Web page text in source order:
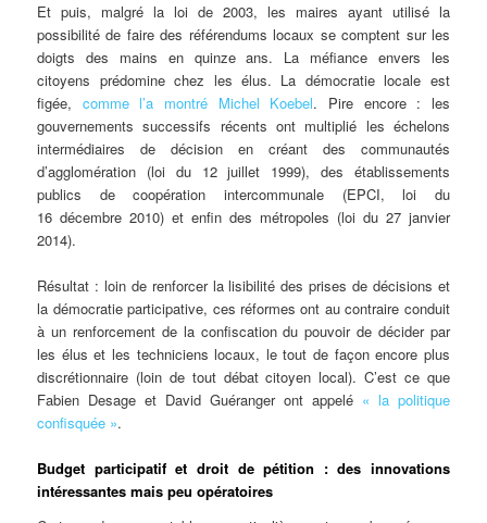
Et puis, malgré la loi de 2003, les maires ayant utilisé la
possibilité de faire des référendums locaux se comptent sur les
doigts des mains en quinze ans. La méfiance envers les
citoyens prédomine chez les élus. La démocratie locale est
figée, comme l’a montré Michel Koebel. Pire encore : les
gouvernements successifs récents ont multiplié les échelons
intermédiaires de décision en créant des communautés
d’agglomération (loi du 12 juillet 1999), des établissements
publics de coopération intercommunale (EPCI, loi du
16 décembre 2010) et enfin des métropoles (loi du 27 janvier
2014).
Résultat : loin de renforcer la lisibilité des prises de décisions et
la démocratie participative, ces réformes ont au contraire conduit
à un renforcement de la confiscation du pouvoir de décider par
les élus et les techniciens locaux, le tout de façon encore plus
discrétionnaire (loin de tout débat citoyen local). C’est ce que
Fabien Desage et David Guéranger ont appelé « la politique
confisquée ».
Budget participatif et droit de pétition : des innovations
intéressantes mais peu opératoires